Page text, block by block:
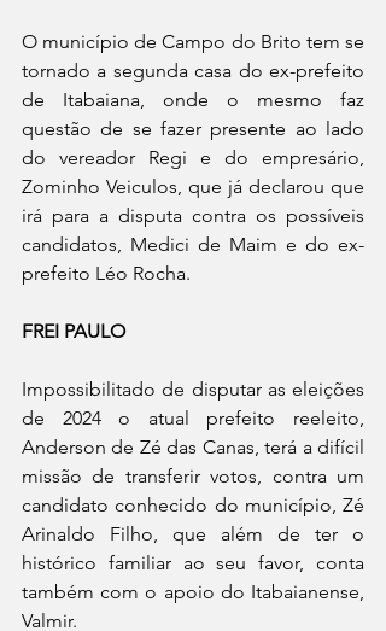
O município de Campo do Brito tem se
tornado a segunda casa do ex-prefeito
de Itabaiana, onde o mesmo faz
questão de se fazer presente ao lado
do vereador Regi e do empresário,
Zominho Veiculos, que já declarou que
irá para a disputa contra os possíveis
candidatos, Medici de Maim e do ex-
prefeito Léo Rocha.
FREI PAULO
Impossibilitado de disputar as eleições
de 2024 o atual prefeito reeleito,
Anderson de Zé das Canas, terá a difícil
missão de transferir votos, contra um
candidato conhecido do município, Zé
Arinaldo Filho, que além de ter o
histórico familiar ao seu favor, conta
também com o apoio do Itabaianense,
Valmir.